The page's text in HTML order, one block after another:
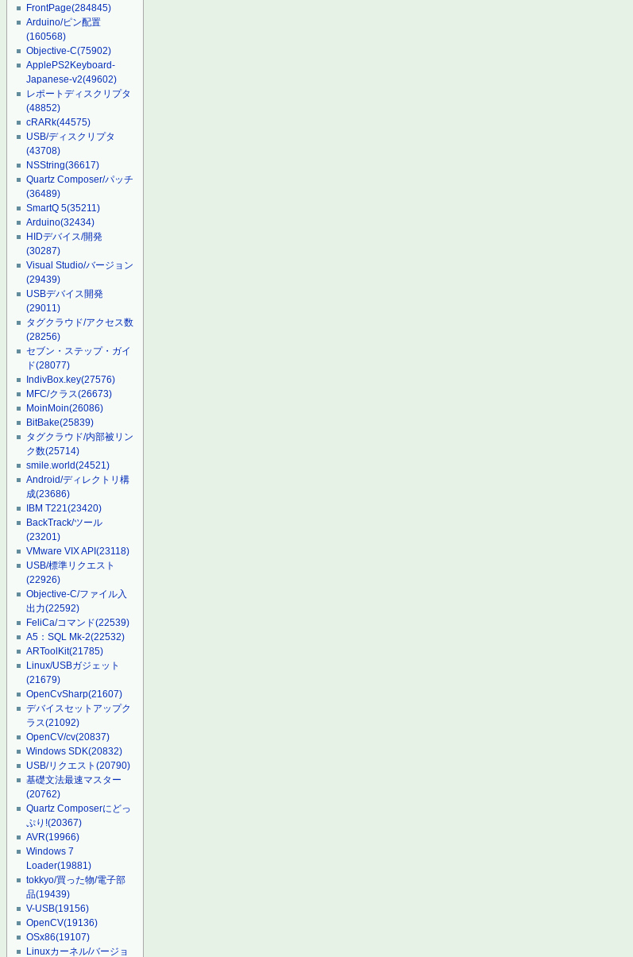
FrontPage(284845)
Arduino/ピン配置
(160568)
Objective-C(75902)
ApplePS2Keyboard-
Japanese-v2(49602)
レポートディスクリプタ
(48852)
cRARk(44575)
USB/ディスクリプタ
(43708)
NSString(36617)
Quartz Composer/パッチ
(36489)
SmartQ 5(35211)
Arduino(32434)
HIDデバイス/開発
(30287)
Visual Studio/バージョン
(29439)
USBデバイス開発
(29011)
タグクラウド/アクセス数
(28256)
セブン・ステップ・ガイ
ド(28077)
IndivBox.key(27576)
MFC/クラス(26673)
MoinMoin(26086)
BitBake(25839)
タグクラウド/内部被リン
ク数(25714)
smile.world(24521)
Android/ディレクトリ構
成(23686)
IBM T221(23420)
BackTrack/ツール
(23201)
VMware VIX API(23118)
USB/標準リクエスト
(22926)
Objective-C/ファイル入
出力(22592)
FeliCa/コマンド(22539)
A5：SQL Mk-2(22532)
ARToolKit(21785)
Linux/USBガジェット
(21679)
OpenCvSharp(21607)
デバイスセットアップク
ラス(21092)
OpenCV/cv(20837)
Windows SDK(20832)
USB/リクエスト(20790)
基礎文法最速マスター
(20762)
Quartz Composerにどっ
ぷり!(20367)
AVR(19966)
Windows 7
Loader(19881)
tokkyo/買った物/電子部
品(19439)
V-USB(19156)
OpenCV(19136)
OSx86(19107)
Linuxカーネル/バージョ